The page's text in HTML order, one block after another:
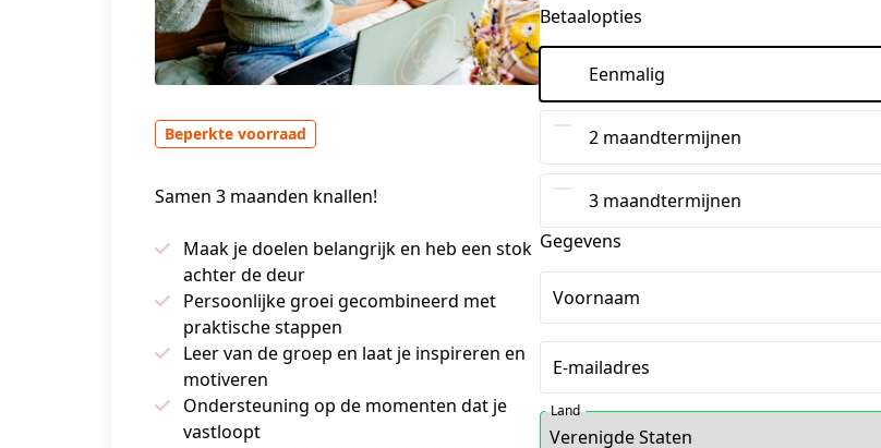
Beperkte voorraad
Samen 3 maanden knallen!
Maak je doelen belangrijk en heb een stok
achter de deur
Persoonlijke groei gecombineerd met
praktische stappen
Leer van de groep en laat je inspireren en
motiveren
Ondersteuning op de momenten dat je
vastloopt
Betaalopties
Eenmalig
2 maandtermijnen
3 maandtermijnen
Gegevens
Voornaam
E-mailadres
Land